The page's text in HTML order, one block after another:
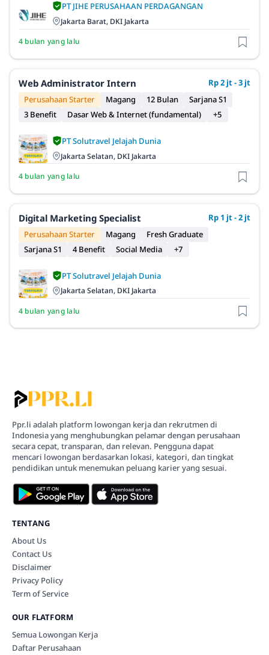
PT JIHE PERUSAHAAN PERDAGANGAN
Jakarta Barat, DKI Jakarta
4 bulan yang lalu
Web Administrator Intern
Rp 2 jt - 3 jt
Perusahaan Starter
Magang 12 Bulan
Sarjana S1
3 Benefit
Dasar Web & Internet (fundamental) +5
PT Solutravel Jelajah Dunia
Jakarta Selatan, DKI Jakarta
4 bulan yang lalu
Digital Marketing Specialist
Rp 1 jt - 2 jt
Perusahaan Starter
Magang
Fresh Graduate
Sarjana S1
4 Benefit Social Media +7
PT Solutravel Jelajah Dunia
Jakarta Selatan, DKI Jakarta
4 bulan yang lalu
Ppr.li adalah platform lowongan kerja dan rekrutmen di
Indonesia yang menghubungkan pelamar dengan perusahaan
secara cepat, transparan, dan relevan. Pengguna dapat
mencari lowongan berdasarkan lokasi, kategori, dan tingkat
pendidikan untuk menemukan peluang karier yang sesuai.
TENTANG
About Us
Contact Us
Disclaimer
Privacy Policy
Term of Service
OUR FLATFORM
Semua Lowongan Kerja
Daftar Perusahaan